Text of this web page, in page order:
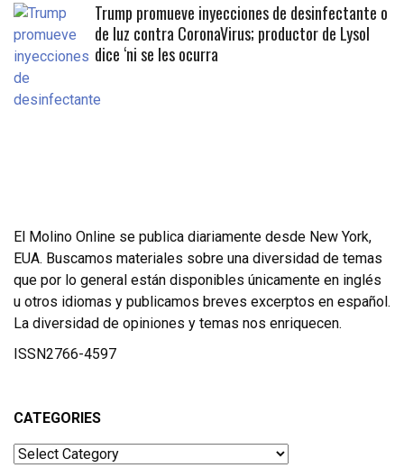
Trump promueve inyecciones de desinfectante o
de luz contra CoronaVirus; productor de Lysol
dice ‘ni se les ocurra
El Molino Online se publica diariamente desde New York,
EUA. Buscamos materiales sobre una diversidad de temas
que por lo general están disponibles únicamente en inglés
u otros idiomas y publicamos breves excerptos en español.
La diversidad de opiniones y temas nos enriquecen.
ISSN2766-4597
CATEGORIES
Categories